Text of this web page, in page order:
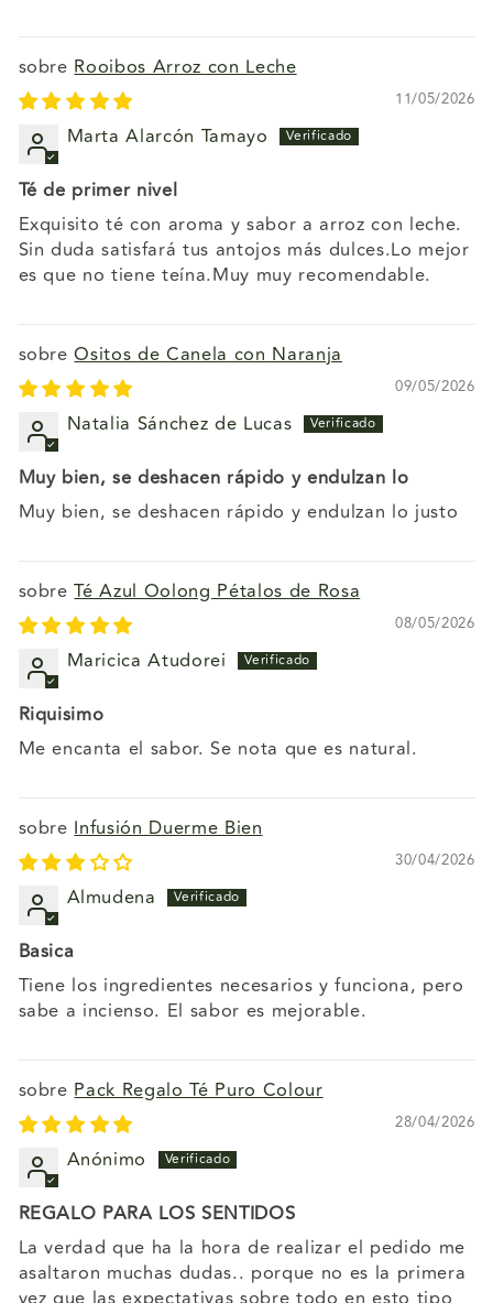
Rooibos Arroz con Leche
11/05/2026
Marta Alarcón Tamayo
Té de primer nivel
Exquisito té con aroma y sabor a arroz con leche.
Sin duda satisfará tus antojos más dulces.Lo mejor
es que no tiene teína.Muy muy recomendable.
Ositos de Canela con Naranja
09/05/2026
Natalia Sánchez de Lucas
Muy bien, se deshacen rápido y endulzan lo
Muy bien, se deshacen rápido y endulzan lo justo
Té Azul Oolong Pétalos de Rosa
08/05/2026
Maricica Atudorei
Riquisimo
Me encanta el sabor. Se nota que es natural.
Infusión Duerme Bien
30/04/2026
Almudena
Basica
Tiene los ingredientes necesarios y funciona, pero
sabe a incienso. El sabor es mejorable.
Pack Regalo Té Puro Colour
28/04/2026
Anónimo
REGALO PARA LOS SENTIDOS
La verdad que ha la hora de realizar el pedido me
asaltaron muchas dudas.. porque no es la primera